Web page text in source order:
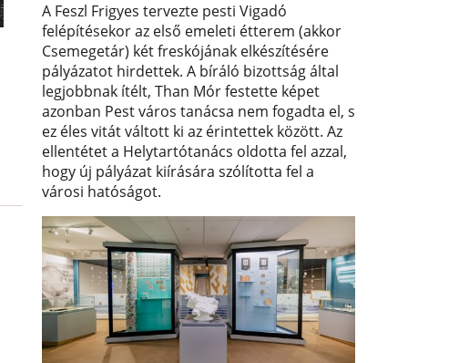
A Feszl Frigyes tervezte pesti Vigadó
felépítésekor az első emeleti étterem (akkor
Csemegetár) két freskójának elkészítésére
pályázatot hirdettek. A bíráló bizottság által
legjobbnak ítélt, Than Mór festette képet
azonban Pest város tanácsa nem fogadta el, s
ez éles vitát váltott ki az érintettek között. Az
ellentétet a Helytartótanács oldotta fel azzal,
hogy új pályázat kiírására szólította fel a
városi hatóságot.